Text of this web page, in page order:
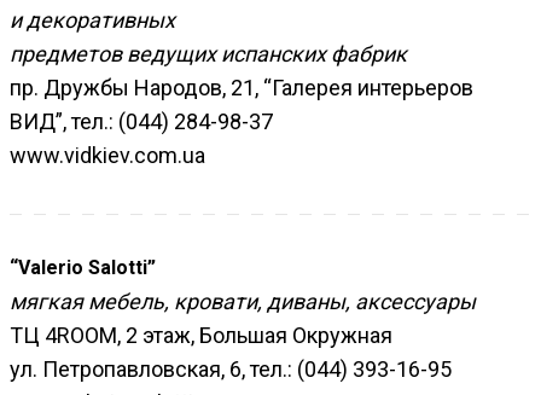
и декоративных
предметов ведущих испанских фабрик
пр. Дружбы Народов, 21, “Галерея интерьеров
ВИД”, тел.: (044) 284-98-37
www.vidkiev.com.ua
“Valerio Salotti”
мягкая мебель, кровати, диваны, аксессуары
ТЦ 4ROOM, 2 этаж, Большая Окружная
ул. Петропавловская, 6, тел.: (044) 393-16-95